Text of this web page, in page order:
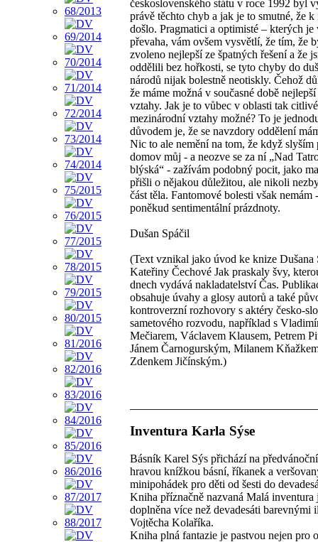
československého státu v roce 1992 byl
právě těchto chyb a jak je to smutné, že k
došlo. Pragmatici a optimisté – kterých je
převaha, vám ovšem vysvětlí, že tím, že
zvoleno nejlepší ze špatných řešení a že
oddělili bez hořkosti, se tyto chyby do
národů nijak bolestně neotiskly. Čehož
že máme možná v současné době
vztahy. Jak je to vůbec v oblasti tak
mezinárodní vztahy možné? To je
důvodem je, že se navzdory oddělení
Nic to ale nemění na tom, že když slyším
domov můj - a neozve se za ní „Nad
blýská“ - zažívám podobný pocit, jako
přišli o nějakou důležitou, ale nikoli
část těla. Fantomové bolesti však nemám
poněkud sentimentální prázdnoty.
Dušan Spáčil
(Text vznikal jako úvod ke knize Dušana
Kateřiny Čechové Jak praskaly švy,
dnech vydává nakladatelství Čas.
obsahuje úvahy a glosy autorů a také
kontroverzní rozhovory s aktéry česko-
sametového rozvodu, například s
Mečiarem, Václavem Klausem, Petrem
Jánem Čarnogurským, Milanem
Zdenkem Jičínským.)
Inventura Karla Sýse
Básník Karel Sýs přichází na
hravou knížkou básní, říkanek a
minipohádek pro děti od šesti do
Kniha příznačně nazvaná Malá inventura
doplněna více než devadesáti barevnými
Vojtěcha Kolaříka.
Kniha plná fantazie je pastvou nejen pro